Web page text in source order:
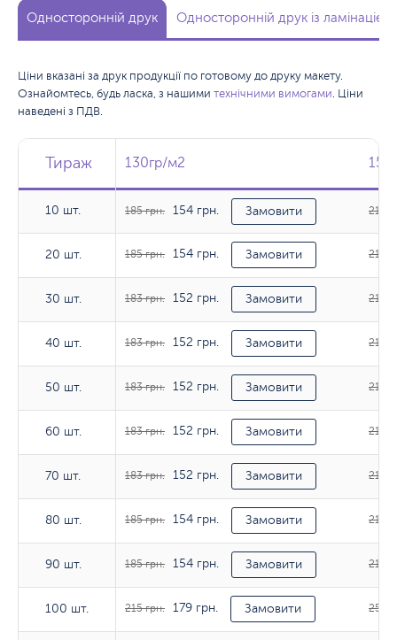
Односторонній друк Односторонній друк із ламінацією
Ціни вказані за друк продукції по готовому до друку макету.
Ознайомтесь, будь ласка, з нашими технічними вимогами. Ціни
наведені з ПДВ.
Тираж
10 шт.
20 шт.
30 шт.
40 шт.
50 шт.
60 шт.
70 шт.
80 шт.
90 шт.
100 шт.
Тираж 130гр/м2
Тираж 130гр/м2
10 шт. 185 грн. 154 грн. Замовити 212
20 шт. 185 грн. 154 грн. Замовити 212
30 шт. 183 грн. 152 грн. Замовити 212
40 шт. 183 грн. 152 грн. Замовити 212
50 шт. 183 грн. 152 грн. Замовити 214
60 шт. 183 грн. 152 грн. Замовити 214
70 шт. 183 грн. 152 грн. Замовити 214
80 шт. 185 грн. 154 грн. Замовити 214
90 шт. 185 грн. 154 грн. Замовити 214
100 шт. 215 грн. 179 грн. Замовити 251